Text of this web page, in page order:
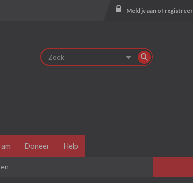
Meld je aan of registreer
Doneer Help